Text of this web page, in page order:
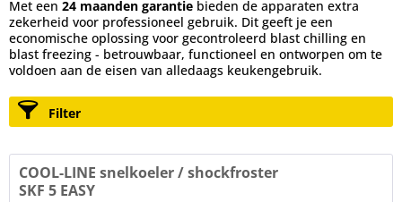
Met een 24 maanden garantie bieden de apparaten extra
zekerheid voor professioneel gebruik. Dit geeft je een
economische oplossing voor gecontroleerd blast chilling en
blast freezing - betrouwbaar, functioneel en ontworpen om te
voldoen aan de eisen van alledaags keukengebruik.
Filter
COOL-LINE snelkoeler / shockfroster
SKF 5 EASY